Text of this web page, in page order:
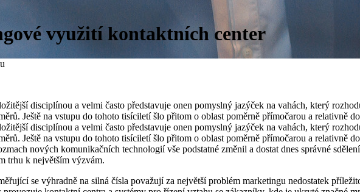
využití kontaktních center
disciplínou a velmi často představuje onen pomyslný jazýček na vahách, který
Ještě na vstupu do tohoto tisíciletí šlo přitom o oblast poměrně přímočarou a relativně
disciplínou a velmi často představuje onen pomyslný jazýček na vahách, který
Ještě na vstupu do tohoto tisíciletí šlo přitom o oblast poměrně přímočarou a relativně
nových komunikačních technologií vše podstatné změnil a dostat dnes správné
trhu k největším výzvám.
se výhradně na silná čísla považují za největší problém marketingu nedostatek